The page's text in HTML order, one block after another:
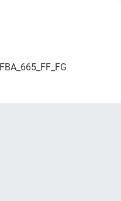
FBA_665_FF_FG